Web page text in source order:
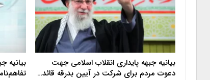
بیانیه جبهه پایداری انقلاب اسلامی جهت
دعوت مردم برای شرکت در آیین بدرقه قائد…
بیانیه